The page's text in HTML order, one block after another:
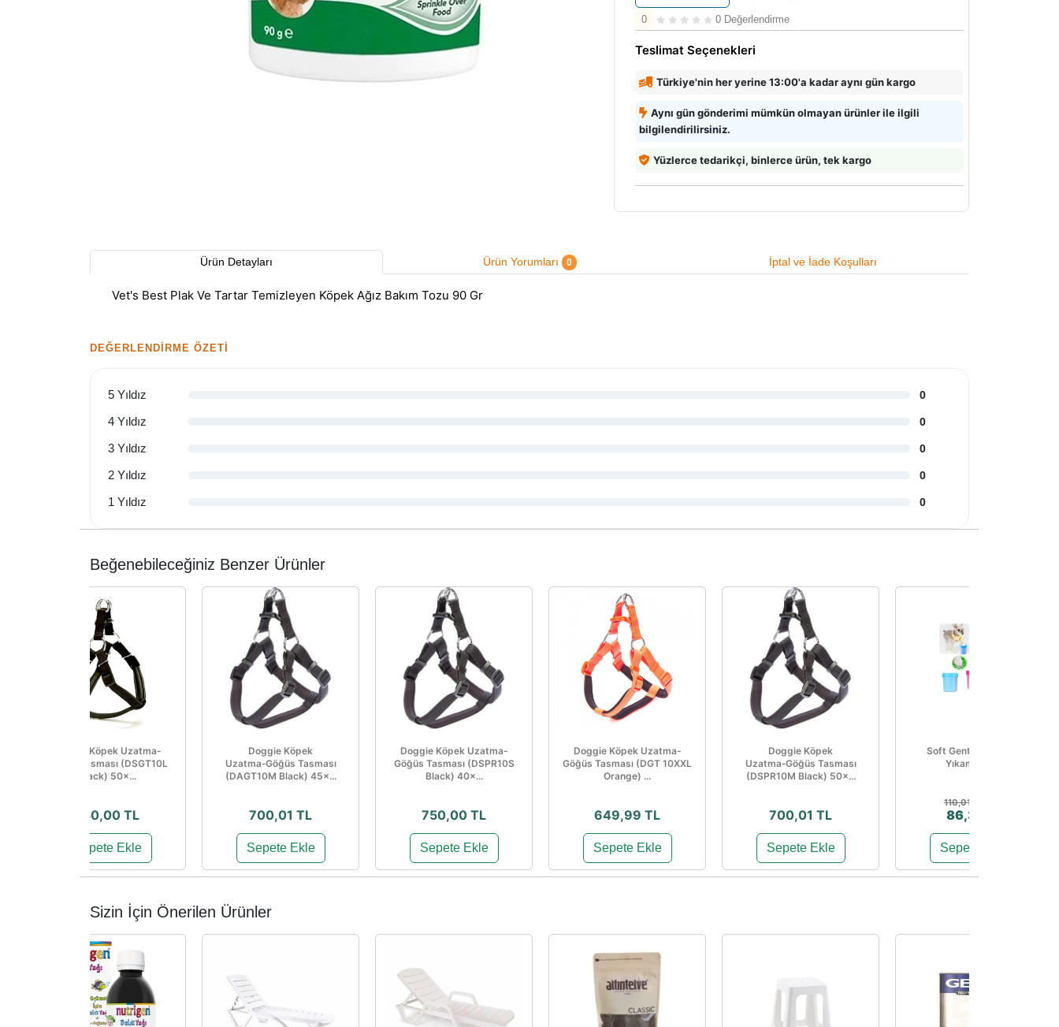
0 0 Değerlendirme
Teslimat Seçenekleri
Türkiye'nin her yerine 13:00'a kadar aynı gün kargo
Aynı gün gönderimi mümkün olmayan ürünler ile ilgili
bilgilendirilirsiniz.
Yüzlerce tedarikçi, binlerce ürün, tek kargo
Ürün Detayları Ürün Yorumları 0 İptal ve İade Koşulları
Vet's Best Plak Ve Tartar Temizleyen Köpek Ağız Bakım Tozu 90 Gr
DEĞERLENDIRME ÖZETI
5 Yıldız 0
4 Yıldız 0
3 Yıldız 0
2 Yıldız 0
1 Yıldız 0
Beğenebileceğiniz Benzer Ürünler
Doggie Köpek Uzatma-
Göğüs Tasması (DSGT10L
Black) 50×...
750,00 TL
Sepete Ekle
Doggie Köpek
Uzatma‑Göğüs Tasması
(DAGT10M Black) 45×...
700,01 TL
Sepete Ekle
Doggie Köpek Uzatma-
Göğüs Tasması (DSPR10S
Black) 40×...
750,00 TL
Sepete Ekle
Doggie Köpek Uzatma-
Göğüs Tasması (DGT 10XXL
Orange) ...
649,99 TL
Sepete Ekle
Doggie Köpek
Uzatma‑Göğüs Tasması
(DSPR10M Black) 50×...
700,01 TL
Sepete Ekle
Soft Gentle Pet Ayak
Yıkama Kabı
110,01 TL
86,37 TL
Sepete Ekle
Sizin İçin Önerilen Ürünler